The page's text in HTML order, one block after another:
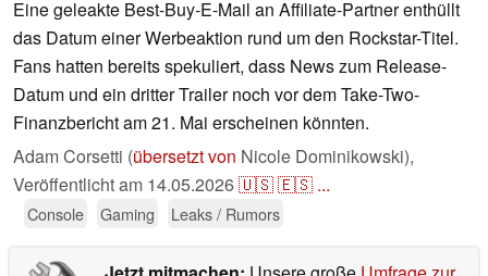
Eine geleakte Best-Buy-E-Mail an Affiliate-Partner enthüllt
das Datum einer Werbeaktion rund um den Rockstar-Titel.
Fans hatten bereits spekuliert, dass News zum Release-
Datum und ein dritter Trailer noch vor dem Take-Two-
Finanzbericht am 21. Mai erscheinen könnten.
Adam Corsetti (übersetzt von Nicole Dominikowski),
Veröffentlicht am 14.05.2026🇺🇸🇪🇸 ...
Console Gaming Leaks / Rumors